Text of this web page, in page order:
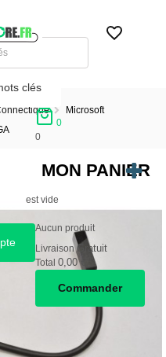
clés
0
0
MON PANIER
est vide
Aucun produit
LivraisonGratuit
Total 0,00 €
Commander
Microsoft